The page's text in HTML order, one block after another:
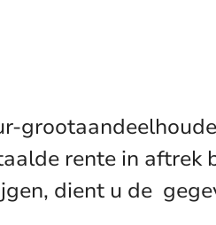
rente in aftrek
dient u de